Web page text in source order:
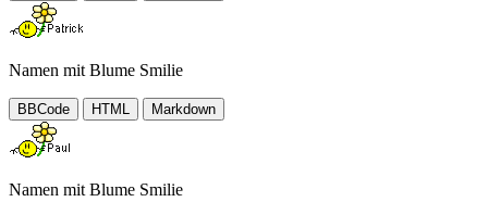
Namen mit Blume Smilie
BBCode HTML Markdown
Namen mit Blume Smilie